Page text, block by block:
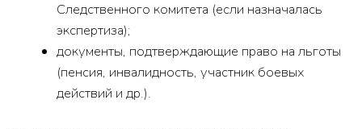
техническую сторону процесса.
Получение урны
После кремации прах помещают в урну. Как правило,
её выдают родственникам через 1–3 дня (срок зависит
от графика работы крематория).